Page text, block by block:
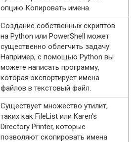
опцию Копировать имена.
Создание собственных скриптов
на Python или PowerShell может
существенно облегчить задачу.
Например, с помощью Python вы
можете написать программу,
которая экспортирует имена
файлов в текстовый файл.
Существует множество утилит,
таких как FileList или Karen’s
Directory Printer, которые
позволяют скопировать имена